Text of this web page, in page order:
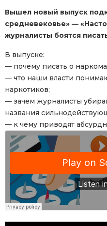
Вышел новый выпуск
средневековье» —
журналисты боятся
В выпуске:
— почему писать о
— что наши власти
наркотиков;
— зачем журналисты
названия
— к чему приводят